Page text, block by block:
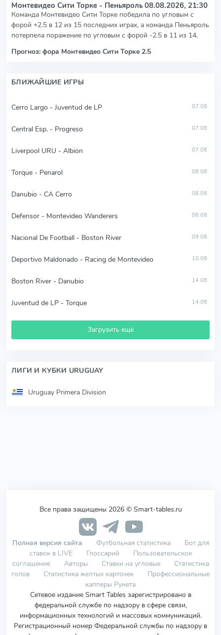
Монтевидео Сити Торке - Пеньяроль 08.08.2026, 21:30
Команда Монтевидео Сити Торке победила по угловым с
форой +2.5 в 12 из 15 последних играх, а команда Пеньяроль
потерпела поражение по угловым с форой -2.5 в 11 из 14.
Прогноз: фора Монтевидео Сити Торке 2.5
БЛИЖАЙШИЕ ИГРЫ
Cerro Largo - Juventud de LP 07.08
Central Esp. - Progreso 07.08
Liverpool URU - Albion 07.08
Torque - Penarol 08.08
Danubio - CA Cerro 08.08
Defensor - Montevideo Wanderers 08.08
Nacional De Football - Boston River 09.08
Deportivo Maldonado - Racing de Montevideo 10.08
Boston River - Danubio 14.08
Juventud de LP - Torque 14.08
Загрузить ещё
ЛИГИ И КУБКИ URUGUAY
Uruguay Primera Division
Все права защищены 2026 © Smart-tables.ru
Полная версия сайта Футбольная статистика
Бот для
ставок в LIVE
Глоссарий
Пользовательское
соглашение
Авторы Ставки на угловые
Статистика
голов
Статистика желтых карточек
Профессиональные
капперы Рунета
Сетевое издание Smart Tables зарегистрировано в
федеральной службе по надзору в сфере связи,
информационных технологий и массовых коммуникаций.
Регистрационный номер Федеральной службы по надзору в